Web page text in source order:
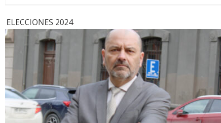
ELECCIONES 2024